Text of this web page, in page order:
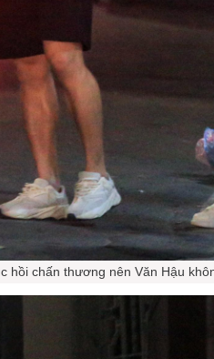
hồi chấn thương nên Văn Hậu